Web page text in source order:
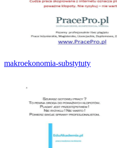
makroekonomia-substytuty